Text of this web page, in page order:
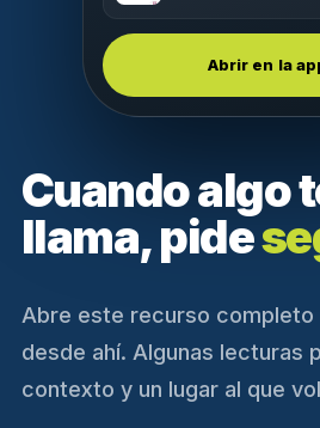
Cuando algo
llama, pide
Abre este recurso completo
desde ahí. Algunas lecturas
contexto y un lugar al que
Abrir en la